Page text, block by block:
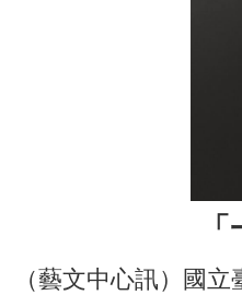
（藝文中心訊）國立